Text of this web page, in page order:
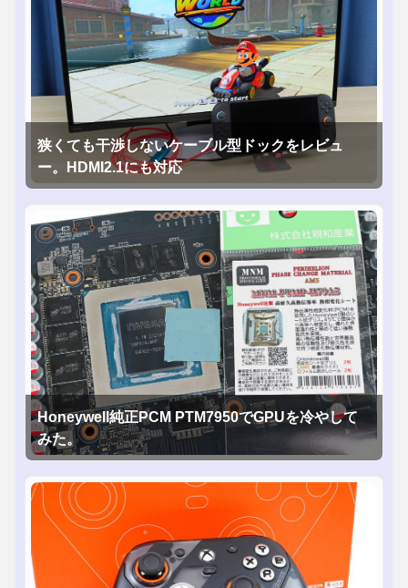
狭くても干渉しないケーブル型ドックをレビュ
ー。HDMI2.1にも対応
Honeywell純正PCM PTM7950でGPUを冷やして
みた。